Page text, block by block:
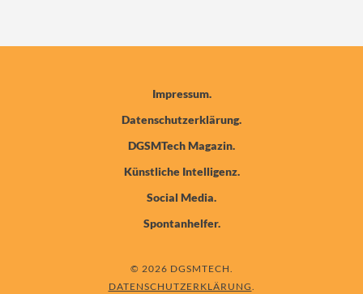
Impressum
Datenschutzerklärung
DGSMTech Magazin
Künstliche Intelligenz
Social Media
Spontanhelfer
© 2026 DGSMTECH
DATENSCHUTZERKLÄRUNG